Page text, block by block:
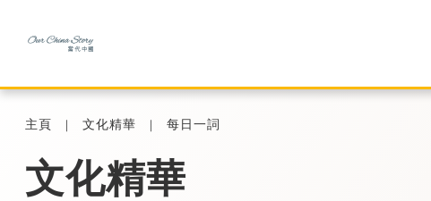
主頁 文化精華 每日一詞
文化精華